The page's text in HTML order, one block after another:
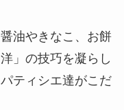
油やきなこ、お餅
」の技巧を凝らし
ティシエ達がこだ